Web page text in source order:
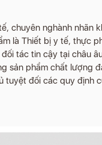
chuyên nghành nhãn
là Thiết bị y tế, thực
tác tin cậy tại châu
sản phẩm chất lượng
tuyệt đối các quy định